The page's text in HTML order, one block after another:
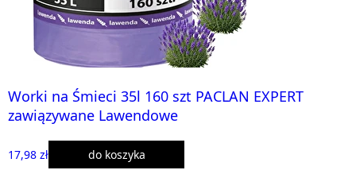
Worki na Śmieci 35l 160 szt PACLAN EXPERT
zawiązywane Lawendowe
17,98 zł do koszyka